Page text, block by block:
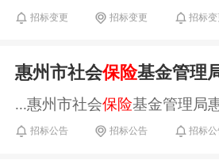
招标变更 招标变更 招标变
惠州市社会保险基金管理
...惠州市社会保险基金管理局
招标公告 招标公告 招标